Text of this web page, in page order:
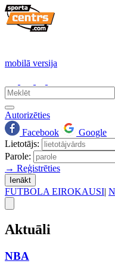
mobilā versija
Autorizēties
Facebook
Google
Lietotājs:
Parole:
→ Reģistrēties
Ienākt
FUTBOLA EIROKAUSI|
Aktuāli
NBA